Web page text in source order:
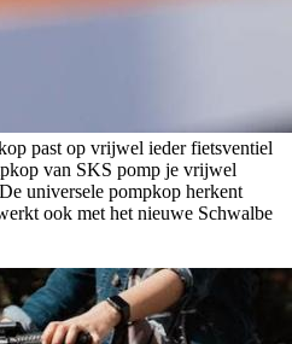
past op vrijwel ieder fietsventiel
van SKS pomp je vrijwel
universele pompkop herkent
ook met het nieuwe Schwalbe